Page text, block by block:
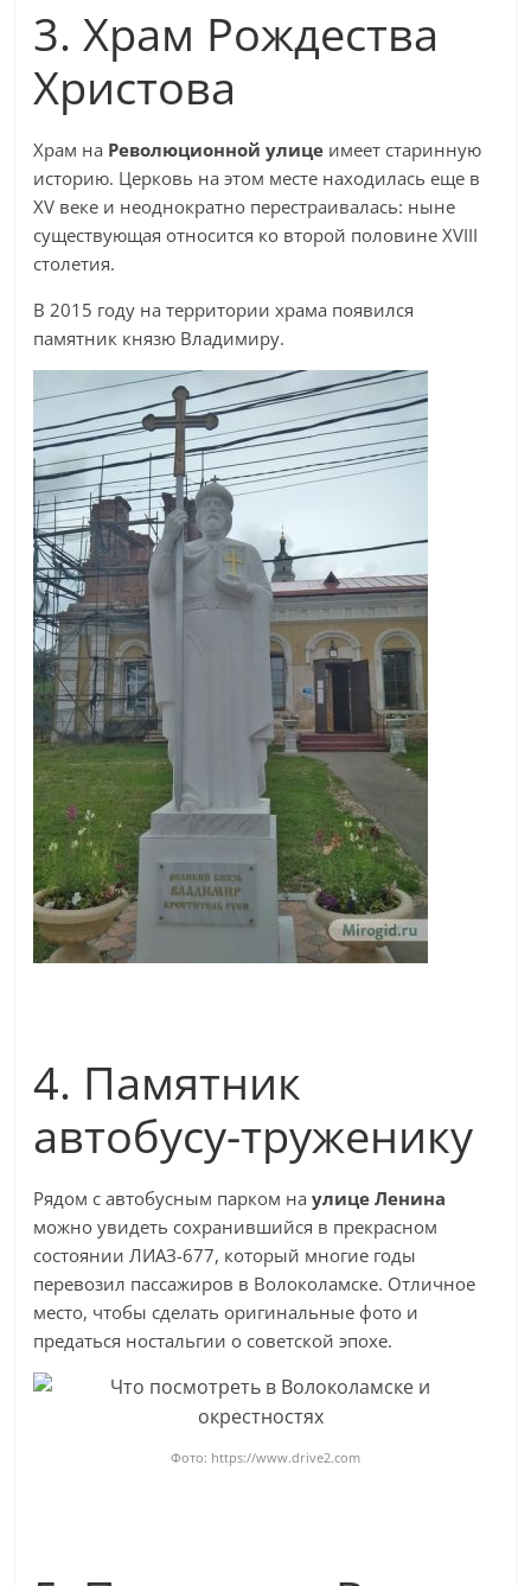
3. Храм Рождества
Христова
Храм на Революционной улице имеет старинную
историю. Церковь на этом месте находилась еще в
XV веке и неоднократно перестраивалась: ныне
существующая относится ко второй половине XVIII
столетия.
В 2015 году на территории храма появился
памятник князю Владимиру.
4. Памятник
автобусу-труженику
Рядом с автобусным парком на улице Ленина
можно увидеть сохранившийся в прекрасном
состоянии ЛИАЗ-677, который многие годы
перевозил пассажиров в Волоколамске. Отличное
место, чтобы сделать оригинальные фото и
предаться ностальгии о советской эпохе.
Фото: https://www.drive2.com